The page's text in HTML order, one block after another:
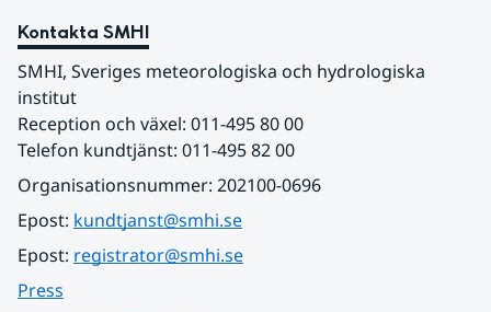
Kontakta SMHI
SMHI, Sveriges meteorologiska och hydrologiska
institut
Reception och växel: 011-495 80 00
Telefon kundtjänst: 011-495 82 00
Organisationsnummer: 202100-0696
Epost: kundtjanst@smhi.se
Epost: registrator@smhi.se
Press